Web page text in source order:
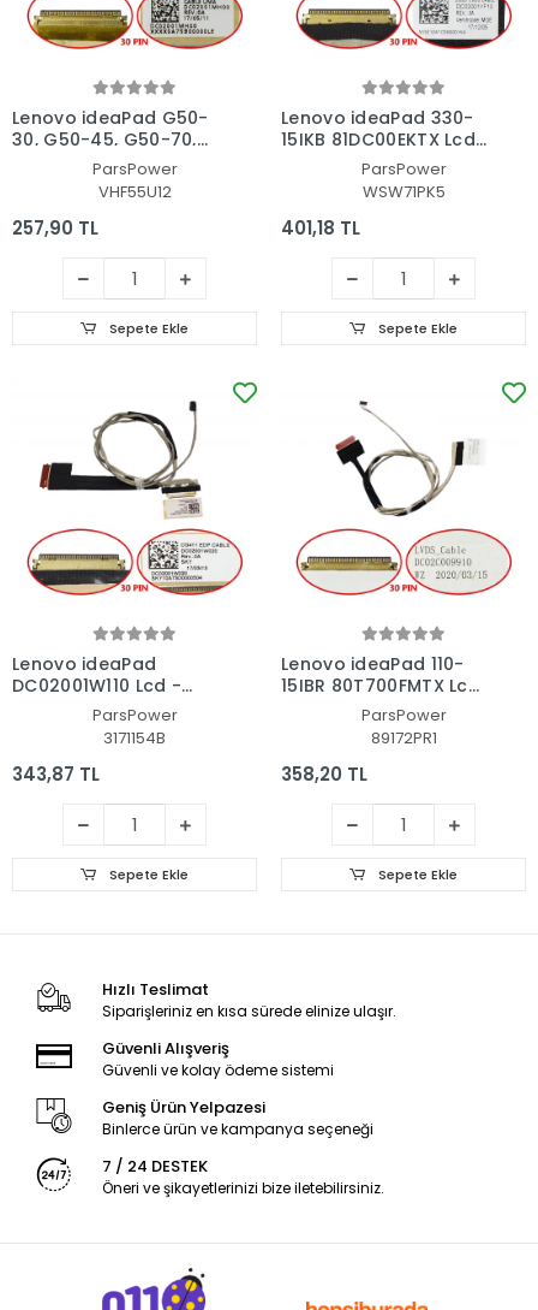
Lenovo ideaPad G50-
30, G50-45, G50-70,
Z50-30, Z50-45, Z50-
70, DC02001MC0 Data
Lcd, Led Kablo
ParsPower
VHF55U12
257,90 TL
Sepete Ekle
Lenovo ideaPad 330-
15IKB 81DC00EKTX Lcd
- Ekran Data Flex
ParsPower
WSW71PK5
401,18 TL
Sepete Ekle
Lenovo ideaPad
DC02001W110 Lcd -
Ekran Data Flex
ParsPower
3171154B
343,87 TL
Sepete Ekle
Lenovo ideaPad 110-
15IBR 80T700FMTX Lcd
- Ekran Data Flex
ParsPower
89172PR1
358,20 TL
Sepete Ekle
Hızlı Teslimat
Siparişleriniz en kısa sürede elinize ulaşır.
Güvenli Alışveriş
Güvenli ve kolay ödeme sistemi
Geniş Ürün Yelpazesi
Binlerce ürün ve kampanya seçeneği
7 / 24 DESTEK
Öneri ve şikayetlerinizi bize iletebilirsiniz.